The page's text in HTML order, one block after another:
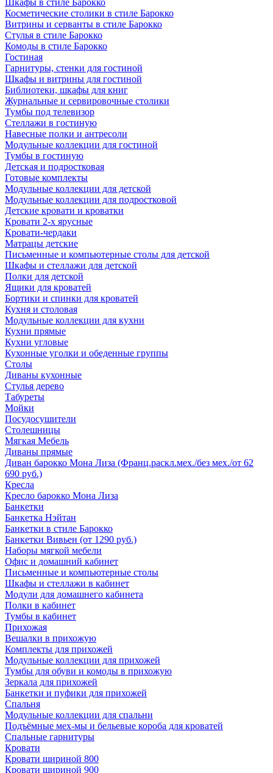
Шкафы в стиле Барокко
Косметические столики в стиле Барокко
Витрины и серванты в стиле Барокко
Стулья в стиле Барокко
Комоды в стиле Барокко
Гостиная
Гарнитуры, стенки для гостиной
Шкафы и витрины для гостиной
Библиотеки, шкафы для книг
Журнальные и сервировочные столики
Тумбы под телевизор
Стеллажи в гостиную
Навесные полки и антресоли
Модульные коллекции для гостиной
Тумбы в гостиную
Детская и подростковая
Готовые комплекты
Модульные коллекции для детской
Модульные коллекции для подростковой
Детские кровати и кроватки
Кровати 2-х ярусные
Кровати-чердаки
Матрацы детские
Письменные и компьютерные столы для детской
Шкафы и стеллажи для детской
Полки для детской
Ящики для кроватей
Бортики и спинки для кроватей
Кухня и столовая
Модульные коллекции для кухни
Кухни прямые
Кухни угловые
Кухонные уголки и обеденные группы
Столы
Диваны кухонные
Стулья дерево
Табуреты
Мойки
Посудосушители
Столешницы
Мягкая Мебель
Диваны прямые
Диван барокко Мона Лиза (Франц.раскл.мех./без мех./от 62
690 руб.)
Кресла
Кресло барокко Мона Лиза
Банкетки
Банкетка Нэйтан
Банкетки в стиле Барокко
Банкетки Вивьен (от 1290 руб.)
Наборы мягкой мебели
Офис и домашний кабинет
Письменные и компьютерные столы
Шкафы и стеллажи в кабинет
Модули для домашнего кабинета
Полки в кабинет
Тумбы в кабинет
Прихожая
Вешалки в прихожую
Комплекты для прихожей
Модульные коллекции для прихожей
Тумбы для обуви и комоды в прихожую
Зеркала для прихожей
Банкетки и пуфики для прихожей
Спальня
Модульные коллекции для спальни
Подъёмные мех-мы и бельевые короба для кроватей
Спальные гарнитуры
Кровати
Кровати шириной 800
Кровати шириной 900